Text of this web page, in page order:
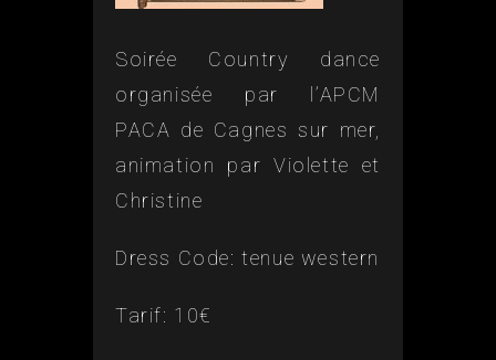
Soirée Country dance
organisée par l’APCM
PACA de Cagnes sur mer,
animation par Violette et
Christine
Dress Code: tenue western
Tarif: 10€